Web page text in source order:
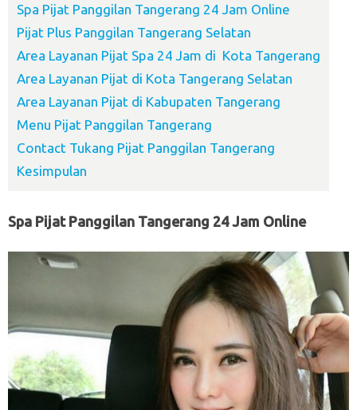
Spa Pijat Panggilan Tangerang 24 Jam Online
Pijat Plus Panggilan Tangerang Selatan
Area Layanan Pijat Spa 24 Jam di Kota Tangerang
Area Layanan Pijat di Kota Tangerang Selatan
Area Layanan Pijat di Kabupaten Tangerang
Menu Pijat Panggilan Tangerang
Contact Tukang Pijat Panggilan Tangerang
Kesimpulan
Spa Pijat Panggilan Tangerang 24 Jam Online